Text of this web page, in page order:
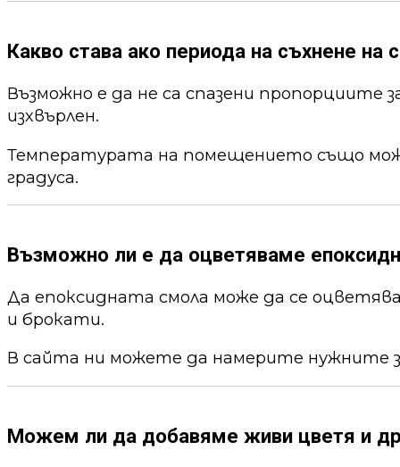
Какво става ако периода на съхнене
Възможно е да не са спазени пропорциите
изхвърлен.
Температурата на помещението също
градуса.
Възможно ли е да оцветяваме
Да епоксидната смола може да се
и брокати.
В сайта ни можете да намерите нужните
Можем ли да добавяме живи цветя и